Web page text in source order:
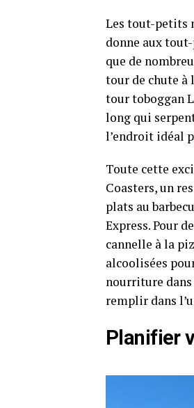
Les tout-petits
donne aux
que de
tour de chute à
tour toboggan
long qui
l’endroit idéal
Toute cette
Coasters, un
plats au
Express. Pour
cannelle à la
alcoolisées
nourriture dans
remplir dans
Planifier